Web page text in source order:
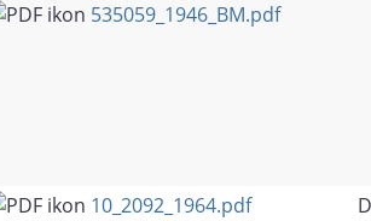
535059_1946_BM.pdf
10_2092_1964.pdf